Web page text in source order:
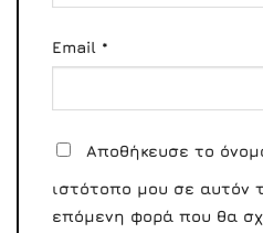
Email *
Αποθήκευσε το
ιστότοπο μου σε αυτόν
επόμενη φορά που θα